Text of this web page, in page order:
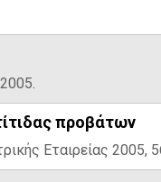
προβάτων
Εταιρείας 2005,